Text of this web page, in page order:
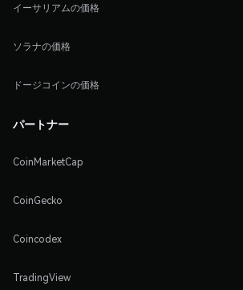
イーサリアムの価格
ソラナの価格
ドージコインの価格
パートナー
CoinMarketCap
CoinGecko
Coincodex
TradingView